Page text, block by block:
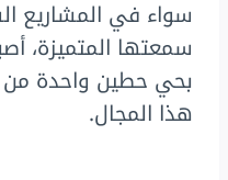
سواء في المشاريع
سمعتها المتميزة،
بحي حطين واحدة من
هذا المجال.